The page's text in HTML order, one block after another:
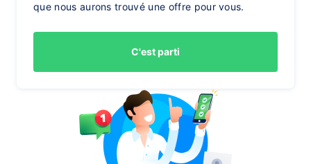
que nous aurons trouvé une offre pour vous.
C'est parti